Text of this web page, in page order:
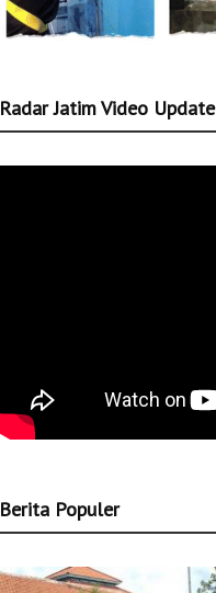
Radar Jatim Video Update
Berita Populer